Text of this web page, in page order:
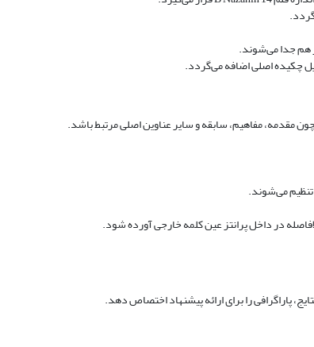
مقدمه، مفاهیم، سابقه و سایر عناوین اصلی مرتبط باشد.
در داخل پرانتز عین کلمه خارجی آورده شود.
پاراگرافی را برای ارائه پیشنهاد اختصاص دهد.